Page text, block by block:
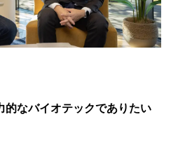
的なバイオテックでありたい